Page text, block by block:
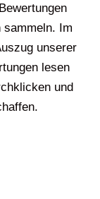
sammeln. Im
unserer
lesen
und